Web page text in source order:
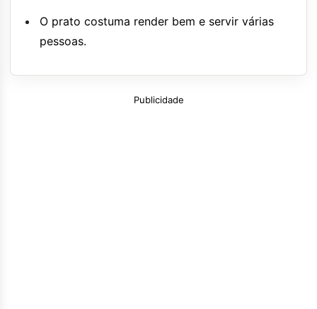
O prato costuma render bem e servir várias
pessoas.
Publicidade